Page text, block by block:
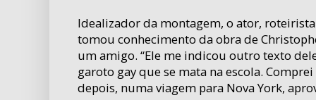
Idealizador da montagem, o ator,
tomou conhecimento da obra de
um amigo. “Ele me indicou outro texto
garoto gay que se mata na escola.
depois, numa viagem para Nova York,